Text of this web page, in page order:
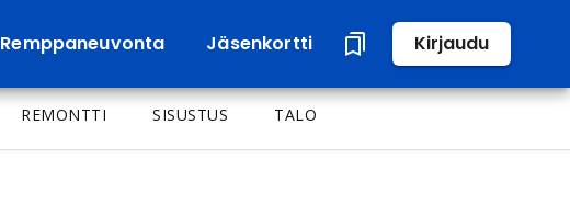
Remppaneuvonta Jäsenkortti Kirjaudu
REMONTTI SISUSTUS TALO